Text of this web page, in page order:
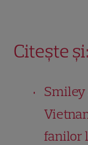
Citește și:
Smiley
fanilor